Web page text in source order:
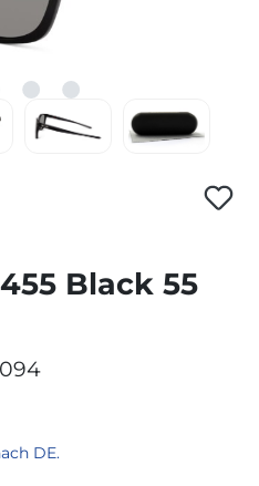
Black 55
DE.